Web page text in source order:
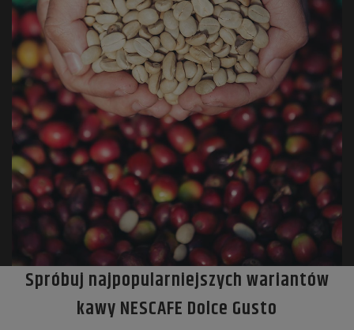
Spróbuj najpopularniejszych wariantów
kawy NESCAFE Dolce Gusto